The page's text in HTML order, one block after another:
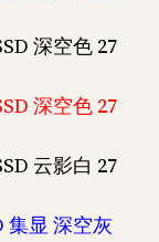
深空色 27
深空色 27
云影白 27
集显 深空灰